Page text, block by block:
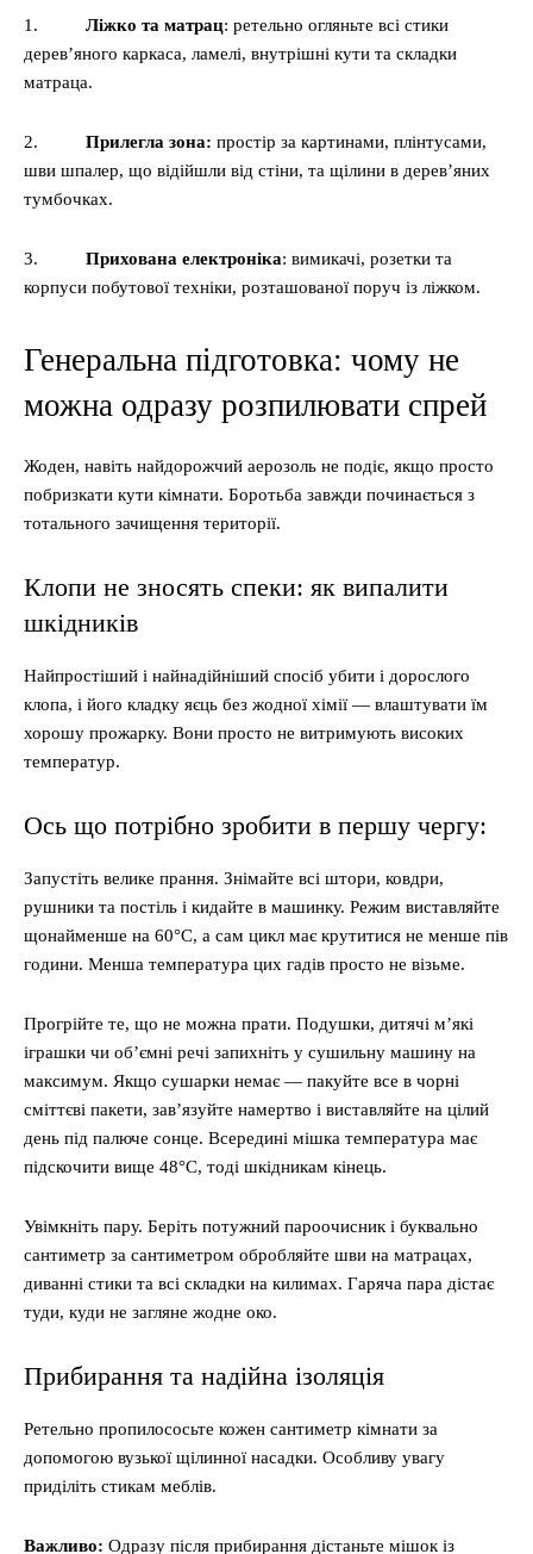
1. Ліжко та матрац: ретельно огляньте всі стики
дерев’яного каркаса, ламелі, внутрішні кути та складки
матраца.
2. Прилегла зона: простір за картинами, плінтусами,
шви шпалер, що відійшли від стіни, та щілини в дерев’яних
тумбочках.
3. Прихована електроніка: вимикачі, розетки та
корпуси побутової техніки, розташованої поруч із ліжком.
Генеральна підготовка: чому не
можна одразу розпилювати спрей
Жоден, навіть найдорожчий аерозоль не подіє, якщо просто
побризкати кути кімнати. Боротьба завжди починається з
тотального зачищення території.
Клопи не зносять спеки: як випалити
шкідників
Найпростіший і найнадійніший спосіб убити і дорослого
клопа, і його кладку яєць без жодної хімії — влаштувати їм
хорошу прожарку. Вони просто не витримують високих
температур.
Ось що потрібно зробити в першу чергу:
Запустіть велике прання. Знімайте всі штори, ковдри,
рушники та постіль і кидайте в машинку. Режим виставляйте
щонайменше на 60°C, а сам цикл має крутитися не менше пів
години. Менша температура цих гадів просто не візьме.
Прогрійте те, що не можна прати. Подушки, дитячі м’які
іграшки чи об’ємні речі запихніть у сушильну машину на
максимум. Якщо сушарки немає — пакуйте все в чорні
сміттєві пакети, зав’язуйте намертво і виставляйте на цілий
день під палюче сонце. Всередині мішка температура має
підскочити вище 48°C, тоді шкідникам кінець.
Увімкніть пару. Беріть потужний пароочисник і буквально
сантиметр за сантиметром обробляйте шви на матрацах,
диванні стики та всі складки на килимах. Гаряча пара дістає
туди, куди не загляне жодне око.
Прибирання та надійна ізоляція
Ретельно пропилососьте кожен сантиметр кімнати за
допомогою вузької щілинної насадки. Особливу увагу
приділіть стикам меблів.
Важливо: Одразу після прибирання дістаньте мішок із